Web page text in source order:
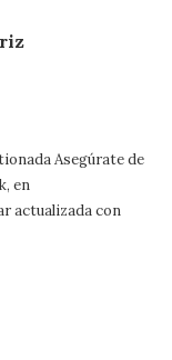
Asegúrate de
en
actualizada con